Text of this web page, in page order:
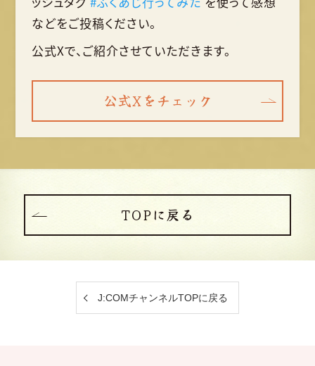
などをご投稿ください。
公式Xで、ご紹介させていただきます。
公式Xをチェック
TOPに戻る
J:COMチャンネルTOPに戻る